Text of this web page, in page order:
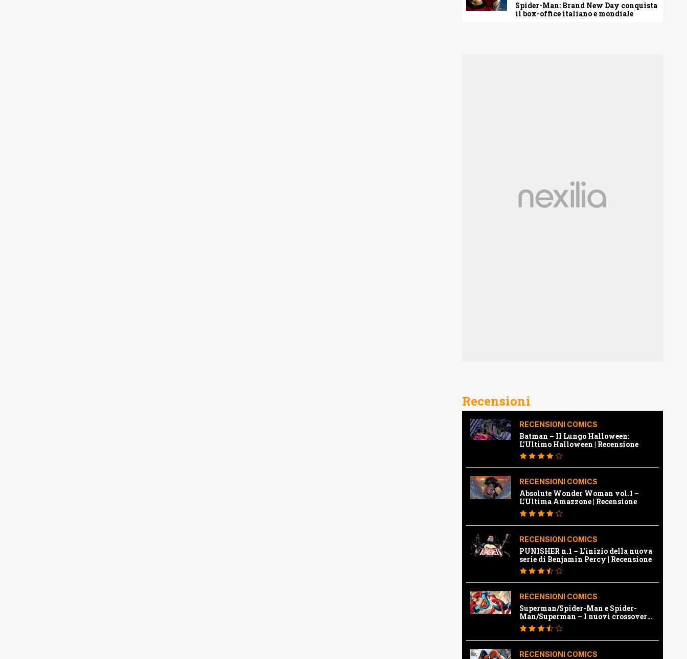
Spider-Man: Brand New Day conquista
il box-office italiano e mondiale
Recensioni
RECENSIONI COMICS
Batman – Il Lungo Halloween:
L’Ultimo Halloween | Recensione
RECENSIONI COMICS
Absolute Wonder Woman vol.1 –
L’Ultima Amazzone | Recensione
RECENSIONI COMICS
PUNISHER n.1 – L’inizio della nuova
serie di Benjamin Percy | Recensione
RECENSIONI COMICS
Superman/Spider-Man e Spider-
Man/Superman – I nuovi crossover
Marvel e Dc | Recensione
RECENSIONI COMICS